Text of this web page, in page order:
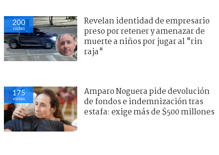
200
visitas
Revelan identidad de empresario
preso por retener y amenazar de
muerte a niños por jugar al "rin
raja"
175
visitas
Amparo Noguera pide devolución
de fondos e indemnización tras
estafa: exige más de $500 millones